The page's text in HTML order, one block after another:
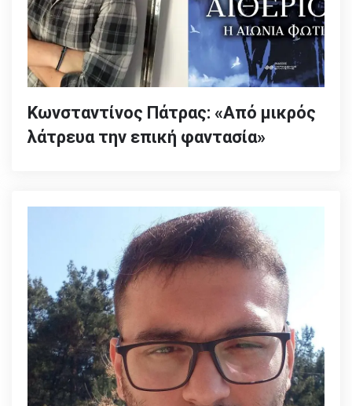
Κωνσταντίνος Πάτρας: «Από μικρός
λάτρευα την επική φαντασία»